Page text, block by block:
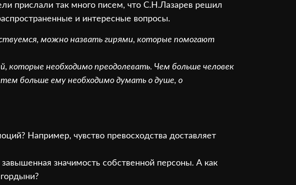
прислали так много писем, что С.Н.Лазарев решил
и интересные вопросы.
можно назвать гирями, которые помогают
которые необходимо преодолевать. Чем больше человек
больше ему необходимо думать о душе, о
Например, чувство превосходства доставляет
значимость собственной персоны. А как